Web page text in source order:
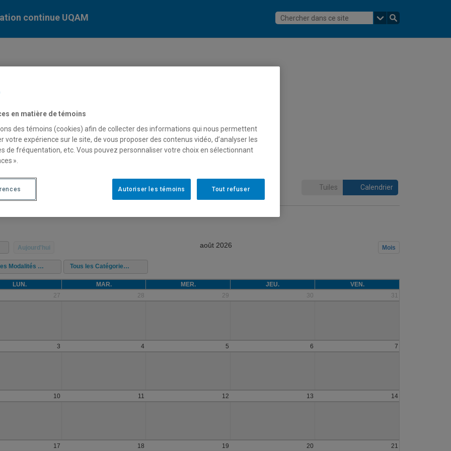
continue UQAM
des formations publiques
Tuiles Calendrier
Aujourd'hui Mois
août 2026
Tous les Modalités de présentation Tous les Catégories de cours
LUN. MAR. MER. JEU.
VEN.
27
28 29 30 31
3 4 5 6 7
10 11 12 13 14
17 18 19 20 21
en matière de témoins
des témoins (cookies) afin de collecter des informations qui nous permettent
votre expérience sur le site, de vous proposer des contenus vidéo, d’analyser les
de fréquentation, etc. Vous pouvez personnaliser votre choix en sélectionnant
».
Tout refuser
Autoriser les témoins